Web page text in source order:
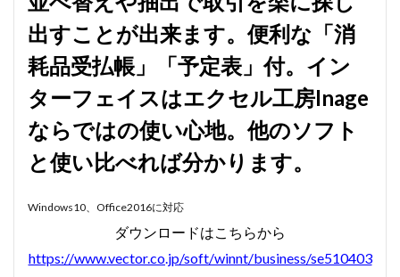
出すことが出来ます。便利な「消
耗品受払帳」「予定表」付。イン
ターフェイスはエクセル工房Inage
ならではの使い心地。他のソフト
と使い比べれば分かります。
Windows10、Office2016に対応​
ダウンロードはこちらから
https://www.vector.co.jp/soft/winnt/business/se510403
開けない
非表示
顧客管理システム
顧客管理ソフト
日記ソフト
不動産賃貸管理ソフト
住所検索
予約
予約管理
人事システム
人事ソフト
人事給与ソフト
仕入在庫管理
仕入売上在庫管理
仕入帳
仕訳ルール 会員名簿
会計ソフト
功罪
原価管理システム
図書管理 売上在庫管理
変更
家計簿 帳票印刷
帳簿作成